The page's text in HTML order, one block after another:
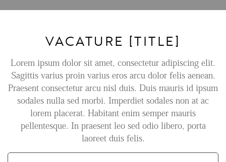
VACATURE [TITLE]
Lorem ipsum dolor sit amet, consectetur adipiscing elit.
Sagittis varius proin varius eros arcu dolor felis aenean.
Praesent consectetur arcu nisl duis. Duis mauris id ipsum
sodales nulla sed morbi. Imperdiet sodales non at ac
lorem placerat. Habitant enim semper mauris
pellentesque. In praesent leo sed odio libero, porta
laoreet duis felis.
DIENSTEN
Aanhuur
Aankoop
Beheer
Verhuur
Verkoop